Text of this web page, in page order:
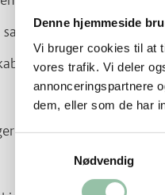
Denne hjemmeside
Vi bruger cookies til at
vores trafik. Vi deler
annonceringspartnere
dem, eller som de har
Nødvendig
og peber.
og æbler og skær i